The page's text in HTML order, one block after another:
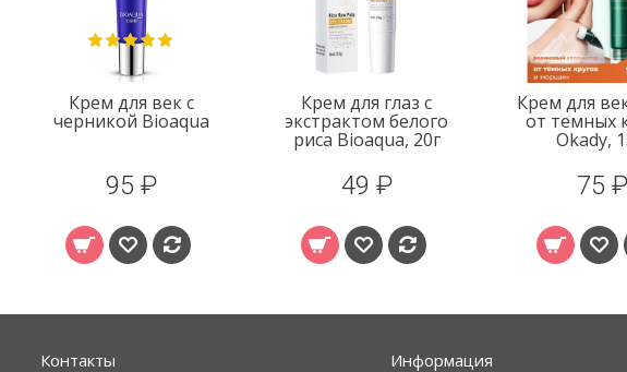
Крем для век с
черникой Bioaqua
95 ₽
Крем для глаз с
экстрактом белого
риса Bioaqua, 20г
49 ₽
Крем для
от темных
Okady,
75 ₽
Контакты Информация